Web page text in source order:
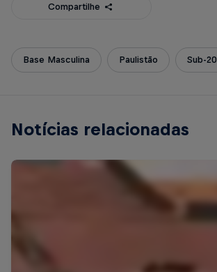
Compartilhe
Base Masculina Paulistão Sub-20
Notícias relacionadas